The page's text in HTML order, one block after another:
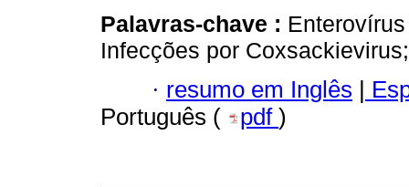
Palavras-chave :
Infecções por
· resumo em Inglês |
Português (
pdf )